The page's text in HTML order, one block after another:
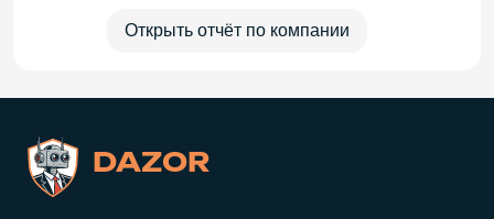
Открыть отчёт по компании
DAZOR